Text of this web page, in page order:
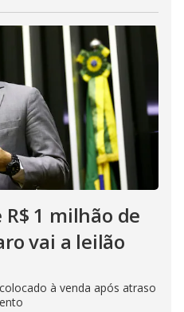
1 milhão de
vai a leilão
à venda após atraso